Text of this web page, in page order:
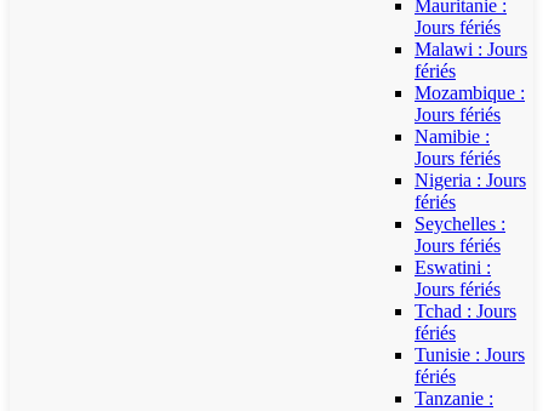
Mauritanie :
Jours fériés
Malawi : Jours
fériés
Mozambique :
Jours fériés
Namibie :
Jours fériés
Nigeria : Jours
fériés
Seychelles :
Jours fériés
Eswatini :
Jours fériés
Tchad : Jours
fériés
Tunisie : Jours
fériés
Tanzanie :